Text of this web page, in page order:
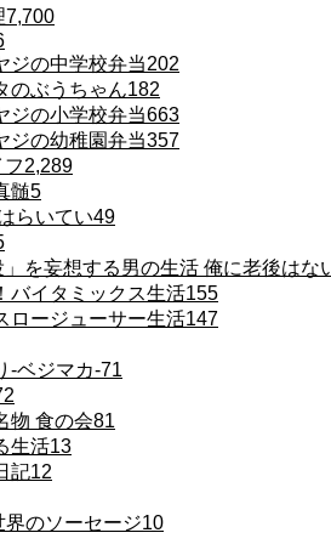
7,700
ジの中学校弁当202
のぶうちゃん182
ジの小学校弁当663
ジの幼稚園弁当357
2,289
髄5
らいてい49
」を妄想する男の生活 俺に老後はな
バイタミックス生活155
ロージューサー生活147
-ベジマカ-71
物 食の会81
生活13
記12
界のソーセージ10